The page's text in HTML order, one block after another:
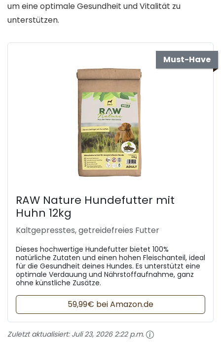
um eine optimale Gesundheit und Vitalität zu
unterstützen.
Must-Have
RAW Nature Hundefutter mit
Huhn 12kg
Kaltgepresstes, getreidefreies Futter
Dieses hochwertige Hundefutter bietet 100%
natürliche Zutaten und einen hohen Fleischanteil, ideal
für die Gesundheit deines Hundes. Es unterstützt eine
optimale Verdauung und Nährstoffaufnahme, ganz
ohne künstliche Zusätze.
59,99€ bei Amazon.de
Zuletzt aktualisiert: Juli 23, 2026 2:22 p.m.